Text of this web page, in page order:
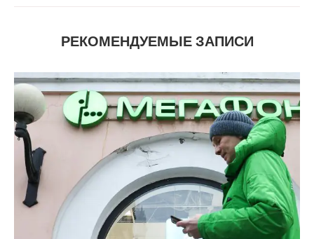
РЕКОМЕНДУЕМЫЕ ЗАПИСИ